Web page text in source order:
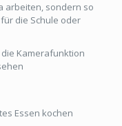
arbeiten, sondern so
die Schule oder
Kamerafunktion
Essen kochen